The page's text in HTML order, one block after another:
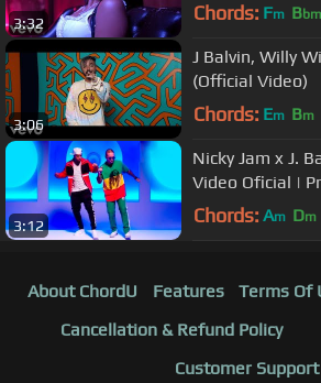
3:32 Chords: Fm Bbm
3:06
J Balvin, Willy
(Official Video)
Chords: Em Bm
3:12
Nicky Jam x J.
Video Oficial |
Chords: Am Dm
About ChordU Features Terms Of
Cancellation & Refund Policy
Customer Support